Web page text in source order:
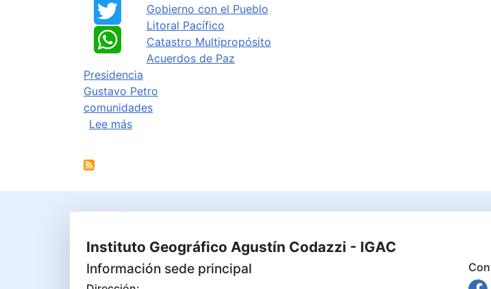
Twitter
WhatsApp
Gobierno con el Pueblo
Litoral Pacífico
Catastro Multipropósito
Acuerdos de Paz
Presidencia
Gustavo Petro
comunidades
Lee mássobre Catastro multipropósito, un paso adelante en beneficio de las
Instituto Geográfico Agustín Codazzi - IGAC
Información sede principal